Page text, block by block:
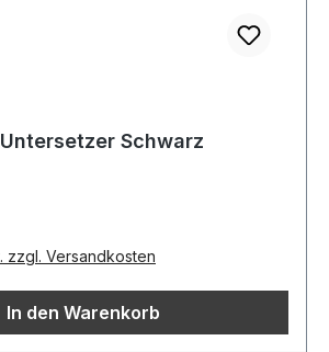
Schwarz
zzgl. Versandkosten
In den Warenkorb